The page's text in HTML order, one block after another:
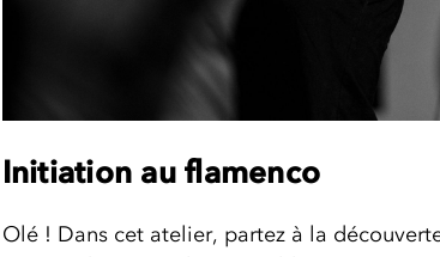
Initiation au flamenco
Olé ! Dans cet atelier, partez à la